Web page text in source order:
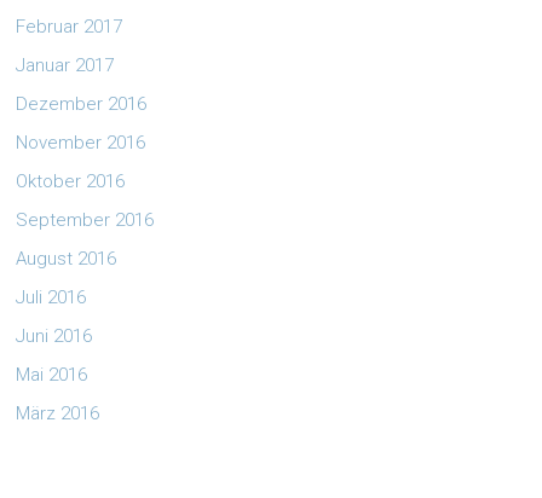
Februar 2017
Januar 2017
Dezember 2016
November 2016
Oktober 2016
September 2016
August 2016
Juli 2016
Juni 2016
Mai 2016
März 2016